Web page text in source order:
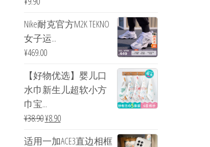
Nike耐克官方M2K TEKNO
女子运...
¥469.00
【好物优选】婴儿口
水巾新生儿超软小方
巾宝...
¥38.90¥8.90
适用一加ACE3直边相框